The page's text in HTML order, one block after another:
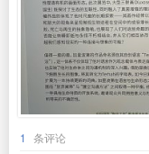
1 条评论